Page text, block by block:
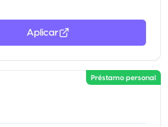
Aplicar
Préstamo personal